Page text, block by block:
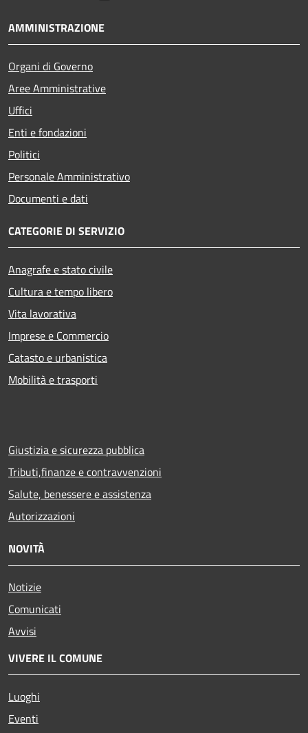
AMMINISTRAZIONE
Organi di Governo
Aree Amministrative
Uffici
Enti e fondazioni
Politici
Personale Amministrativo
Documenti e dati
CATEGORIE DI SERVIZIO
Anagrafe e stato civile
Cultura e tempo libero
Vita lavorativa
Imprese e Commercio
Catasto e urbanistica
Mobilità e trasporti
Giustizia e sicurezza pubblica
Tributi,finanze e contravvenzioni
Salute, benessere e assistenza
Autorizzazioni
NOVITÀ
Notizie
Comunicati
Avvisi
VIVERE IL COMUNE
Luoghi
Eventi